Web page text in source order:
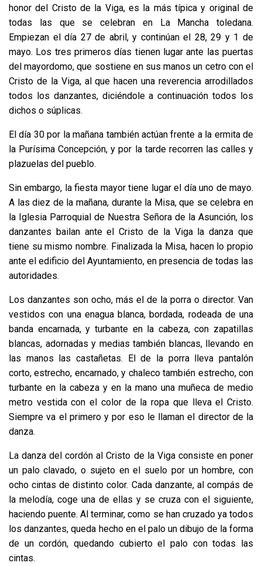
honor del Cristo de la Viga, es la más típica y original de
todas las que se celebran en La Mancha toledana.
Empiezan el día 27 de abril, y continúan el 28, 29 y 1 de
mayo. Los tres primeros días tienen lugar ante las puertas
del mayordomo, que sostiene en sus manos un cetro con el
Cristo de la Viga, al que hacen una reverencia arrodillados
todos los danzantes, diciéndole a continuación todos los
dichos o súplicas.
El día 30 por la mañana también actúan frente a la ermita de
la Purísima Concepción, y por la tarde recorren las calles y
plazuelas del pueblo.
Sin embargo, la fiesta mayor tiene lugar el día uno de mayo.
A las diez de la mañana, durante la Misa, que se celebra en
la Iglesia Parroquial de Nuestra Señora de la Asunción, los
danzantes bailan ante el Cristo de la Viga la danza que
tiene su mismo nombre. Finalizada la Misa, hacen lo propio
ante el edificio del Ayuntamiento, en presencia de todas las
autoridades.
Los danzantes son ocho, más el de la porra o director. Van
vestidos con una enagua blanca, bordada, rodeada de una
banda encarnada, y turbante en la cabeza, con zapatillas
blancas, adornadas y medias también blancas, llevando en
las manos las castañetas. El de la porra lleva pantalón
corto, estrecho, encarnado, y chaleco también estrecho, con
turbante en la cabeza y en la mano una muñeca de medio
metro vestida con el color de la ropa que lleva el Cristo.
Siempre va el primero y por eso le llaman el director de la
danza.
La danza del cordón al Cristo de la Viga consiste en poner
un palo clavado, o sujeto en el suelo por un hombre, con
ocho cintas de distinto color. Cada danzante, al compás de
la melodía, coge una de ellas y se cruza con el siguiente,
haciendo puente. Al terminar, como se han cruzado ya todos
los danzantes, queda hecho en el palo un dibujo de la forma
de un cordón, quedando cubierto el palo con todas las
cintas.